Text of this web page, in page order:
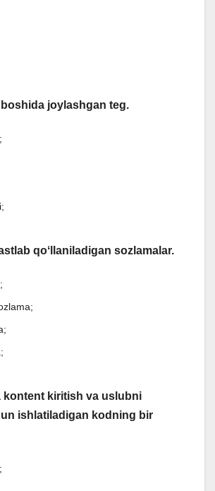
joylashgan teg.
qoʻllaniladigan sozlamalar.
kontent kiritish va uslubni
ishlatiladigan kodning bir